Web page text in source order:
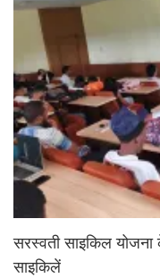
सरस्वती साइकिल
साइकिलें